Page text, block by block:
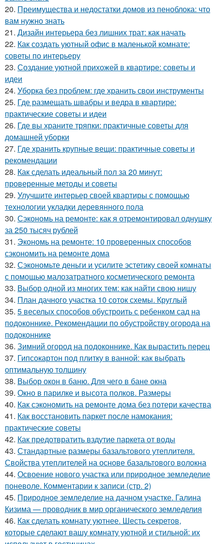
20. Преимущества и недостатки домов из пеноблока: что
вам нужно знать
21. Дизайн интерьера без лишних трат: как начать
22. Как создать уютный офис в маленькой комнате:
советы по интерьеру
23. Создание уютной прихожей в квартире: советы и
идеи
24. Уборка без проблем: где хранить свои инструменты
25. Где размещать швабры и ведра в квартире:
практические советы и идеи
26. Где вы храните тряпки: практичные советы для
домашней уборки
27. Где хранить крупные вещи: практичные советы и
рекомендации
28. Как сделать идеальный пол за 20 минут:
проверенные методы и советы
29. Улучшите интерьер своей квартиры с помощью
технологии укладки деревянного пола
30. Сэкономь на ремонте: как я отремонтировал однушку
за 250 тысяч рублей
31. Экономь на ремонте: 10 проверенных способов
сэкономить на ремонте дома
32. Сэкономьте деньги и усилите эстетику своей комнаты
с помощью малозатратного косметического ремонта
33. Выбор одной из многих тем: как найти свою нишу
34. План дачного участка 10 соток схемы. Круглый
35. 5 веселых способов обустроить с ребенком сад на
подоконнике. Рекомендации по обустройству огорода на
подоконнике
36. Зимний огород на подоконнике. Как вырастить перец
37. Гипсокартон под плитку в ванной: как выбрать
оптимальную толщину
38. Выбор окон в баню. Для чего в бане окна
39. Окно в парилке и высота полков. Размеры
40. Как сэкономить на ремонте дома без потери качества
41. Как восстановить паркет после намокания:
практические советы
42. Как предотвратить вздутие паркета от воды
43. Стандартные размеры базальтового утеплителя.
Свойства утеплителей на основе базальтового волокна
44. Освоение нового участка или природное земледелие
поневоле. Комментарии к записи (стр. 2)
45. Природное земледелие на дачном участке. Галина
Кизима — проводник в мир органического земледелия
46. Как сделать комнату уютнее. Шесть секретов,
которые сделают вашу комнату уютной и стильной: их